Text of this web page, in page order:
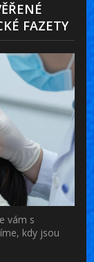
FAZETY
vám s
kdy jsou